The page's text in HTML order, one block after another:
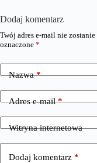
Dodaj komentarz
Twój adres e-mail nie
oznaczone *
Nazwa*
Adres e-mail*
Witryna internetowa
Dodaj komentarz *